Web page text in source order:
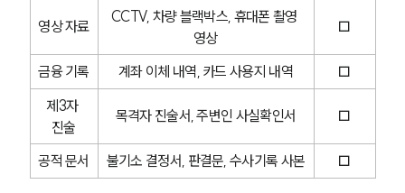
업무사례
형사 주요 업무사례
형사 법률정보
형사소송·상담후기
영상 자료
CCTV, 차량 블랙박스, 휴대폰 촬영
영상
□
금융 기록 계좌 이체 내역, 카드 사용지 내역
□
제3자
진술
목격자 진술서, 주변인 사실확인서 □
공적 문서 불기소 결정서, 판결문, 수사기록 사본 □